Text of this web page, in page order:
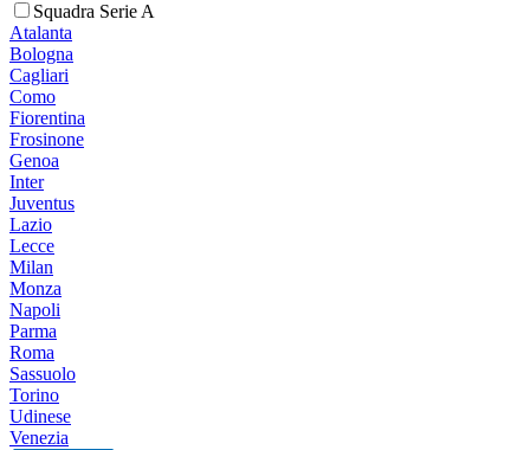
Squadra Serie A
Atalanta
Bologna
Cagliari
Como
Fiorentina
Frosinone
Genoa
Inter
Juventus
Lazio
Lecce
Milan
Monza
Napoli
Parma
Roma
Sassuolo
Torino
Udinese
Venezia